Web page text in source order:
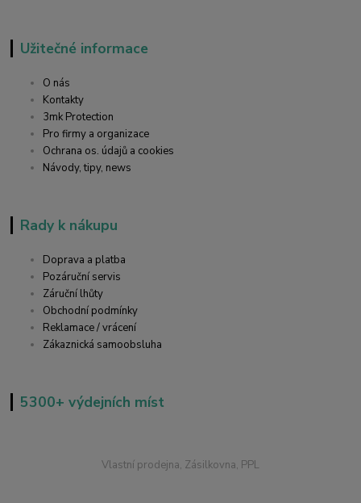
Užitečné informace
O nás
Kontakty
3mk Protection
Pro firmy a organizace
Ochrana os. údajů a cookies
Návody, tipy, news
Rady k nákupu
Doprava a platba
Pozáruční servis
Záruční lhůty
Obchodní podmínky
Reklamace / vrácení
Zákaznická samoobsluha
5300+ výdejních míst
Vlastní prodejna, Zásilkovna, PPL